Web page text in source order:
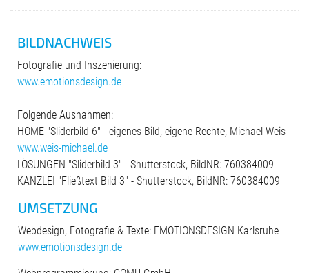
BILDNACHWEIS
Fotografie und Inszenierung:
www.emotionsdesign.de
Folgende Ausnahmen:
HOME "Sliderbild 6" - eigenes Bild, eigene Rechte, Michael Weis
www.weis-michael.de
LÖSUNGEN "Sliderbild 3" - Shutterstock, BildNR: 760384009
KANZLEI "Fließtext Bild 3" - Shutterstock, BildNR: 760384009
UMSETZUNG
Webdesign, Fotografie & Texte: EMOTIONSDESIGN Karlsruhe
www.emotionsdesign.de